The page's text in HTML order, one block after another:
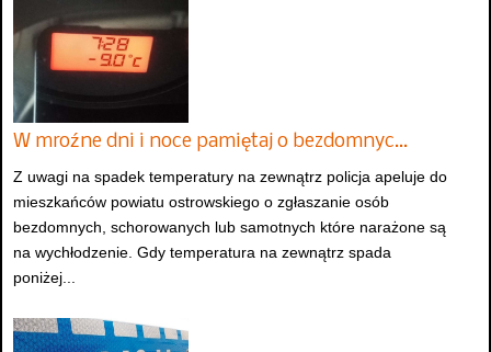
W mroźne dni i noce pamiętaj o bezdomnyc…
Z uwagi na spadek temperatury na zewnątrz policja apeluje do
mieszkańców powiatu ostrowskiego o zgłaszanie osób
bezdomnych, schorowanych lub samotnych które narażone są
na wychłodzenie. Gdy temperatura na zewnątrz spada
poniżej...